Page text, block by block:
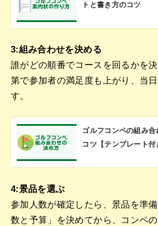
トと書き方のコツ
3:組み合わせを決める
誰がどの順番でコースを回るかを
第で参加者の満足度も上がり、当
す。
ゴルフコンペの組み
コツ【テンプレート付
4:景品を選ぶ
参加人数が確定したら、景品を準
数と予算」を決めてから、コンペ